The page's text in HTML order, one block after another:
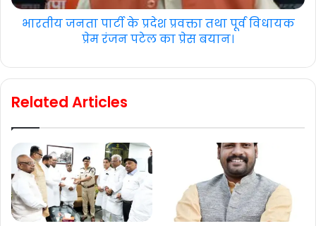
भारतीय जनता पार्टी के प्रदेश प्रवक्ता तथा पूर्व विधायक
प्रेम रंजन पटेल का प्रेस बयान।
Related Articles